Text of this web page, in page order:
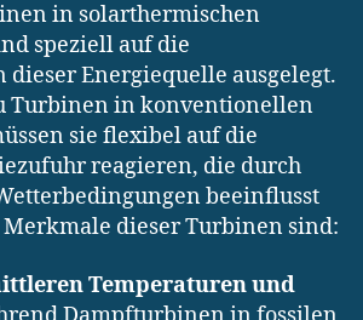
in solarthermischen
speziell auf die
Energiequelle ausgelegt.
Turbinen in konventionellen
sie flexibel auf die
reagieren, die durch
beeinflusst
dieser Turbinen sind:
Temperaturen und